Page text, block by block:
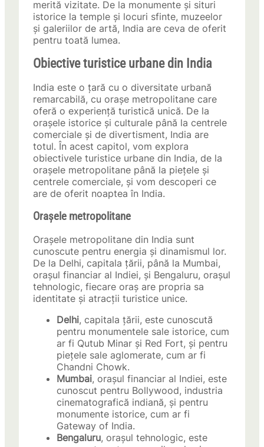
merită vizitate. De la monumente și situri
istorice la temple și locuri sfinte, muzeelor
și galeriilor de artă, India are ceva de oferit
pentru toată lumea.
Obiective turistice urbane din India
India este o țară cu o diversitate urbană
remarcabilă, cu orașe metropolitane care
oferă o experiență turistică unică. De la
orașele istorice și culturale până la centrele
comerciale și de divertisment, India are
totul. În acest capitol, vom explora
obiectivele turistice urbane din India, de la
orașele metropolitane până la piețele și
centrele comerciale, și vom descoperi ce
are de oferit noaptea în India.
Orașele metropolitane
Orașele metropolitane din India sunt
cunoscute pentru energia și dinamismul lor.
De la Delhi, capitala țării, până la Mumbai,
orașul financiar al Indiei, și Bengaluru, orașul
tehnologic, fiecare oraș are propria sa
identitate și atracții turistice unice.
Delhi, capitala țării, este cunoscută
pentru monumentele sale istorice, cum
ar fi Qutub Minar și Red Fort, și pentru
piețele sale aglomerate, cum ar fi
Chandni Chowk.
Mumbai, orașul financiar al Indiei, este
cunoscut pentru Bollywood, industria
cinematografică indiană, și pentru
monumente istorice, cum ar fi
Gateway of India.
Bengaluru, orașul tehnologic, este